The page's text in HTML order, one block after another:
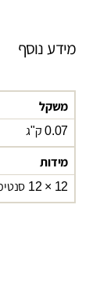
מידע נוסף
משקל
0.07 ק"ג
מידות
12 × 12 סנטימטרים